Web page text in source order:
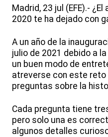
Madrid, 23 jul (EFE).-
2020 te ha dejado con
A un año de la
julio de 2021 debido a
un buen modo de
atreverse con este
preguntas sobre la
Cada pregunta tiene
pero solo una es
algunos detalles